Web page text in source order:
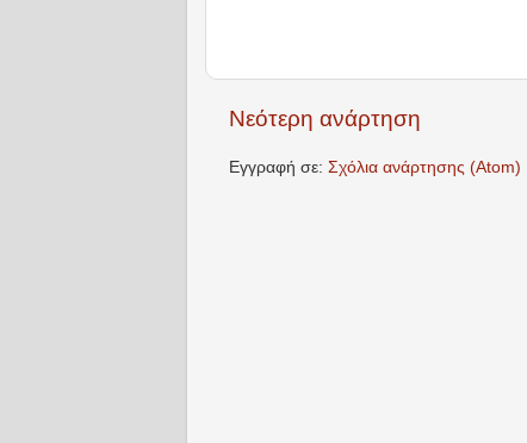
Νεότερη ανάρτηση
Εγγραφή σε: Σχόλια ανάρτησης (Atom)